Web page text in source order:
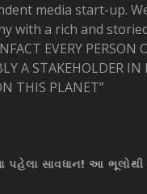
media start-up.
with a rich and
EVERY PERSON
A STAKEHOLDER IN
THIS PLANET”
પહેલા સાવધાન! આ